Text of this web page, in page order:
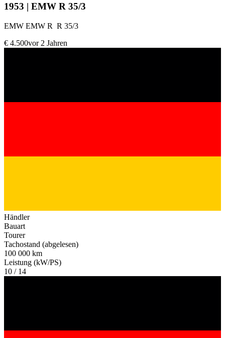
1953 | EMW R 35/3
EMW EMW R R 35/3
€ 4.500vor 2 Jahren
Händler
Bauart
Tourer
Tachostand (abgelesen)
100 000 km
Leistung (kW/PS)
10 / 14